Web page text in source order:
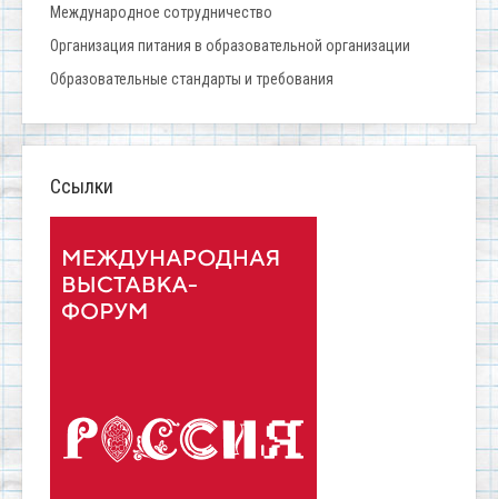
Международное сотрудничество
Организация питания в образовательной организации
Образовательные стандарты и требования
Ссылки